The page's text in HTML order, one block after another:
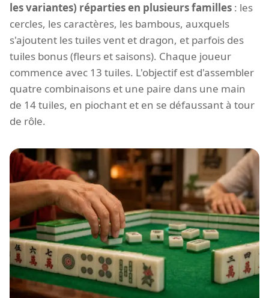
les variantes) réparties en plusieurs familles : les
cercles, les caractères, les bambous, auxquels
s'ajoutent les tuiles vent et dragon, et parfois des
tuiles bonus (fleurs et saisons). Chaque joueur
commence avec 13 tuiles. L'objectif est d'assembler
quatre combinaisons et une paire dans une main
de 14 tuiles, en piochant et en se défaussant à tour
de rôle.